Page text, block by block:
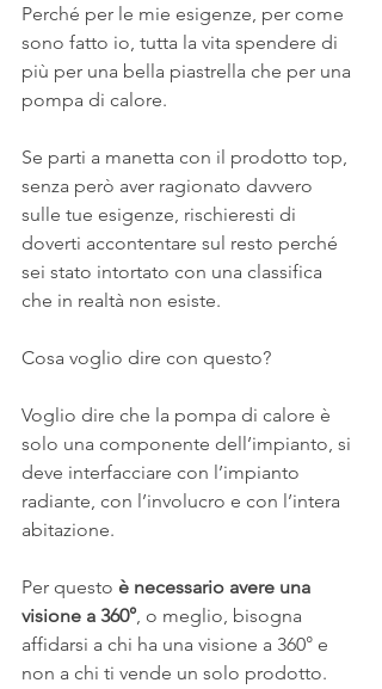
Perché per le mie esigenze, per come
sono fatto io, tutta la vita spendere di
più per una bella piastrella che per una
pompa di calore.
Se parti a manetta con il prodotto top,
senza però aver ragionato davvero
sulle tue esigenze, rischieresti di
doverti accontentare sul resto perché
sei stato intortato con una classifica
che in realtà non esiste.
Cosa voglio dire con questo?
Voglio dire che la pompa di calore è
solo una componente dell’impianto, si
deve interfacciare con l’impianto
radiante, con l’involucro e con l’intera
abitazione.
Per questo è necessario avere una
visione a 360° , o meglio, bisogna
affidarsi a chi ha una visione a 360° e
non a chi ti vende un solo prodotto.